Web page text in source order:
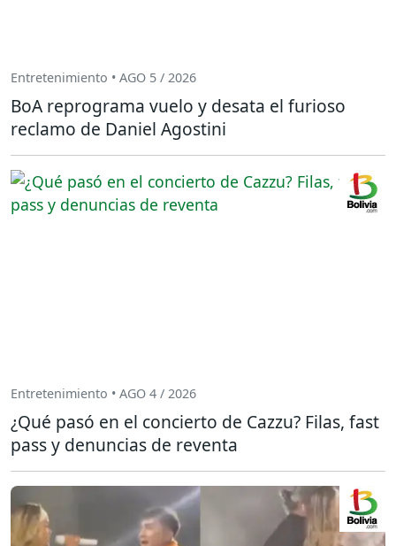
Entretenimiento • AGO 5 / 2026
BoA reprograma vuelo y desata el furioso
reclamo de Daniel Agostini
Entretenimiento • AGO 4 / 2026
¿Qué pasó en el concierto de Cazzu? Filas, fast
pass y denuncias de reventa